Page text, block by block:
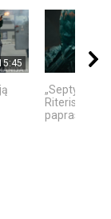
„Septynių
Riteris" – kai